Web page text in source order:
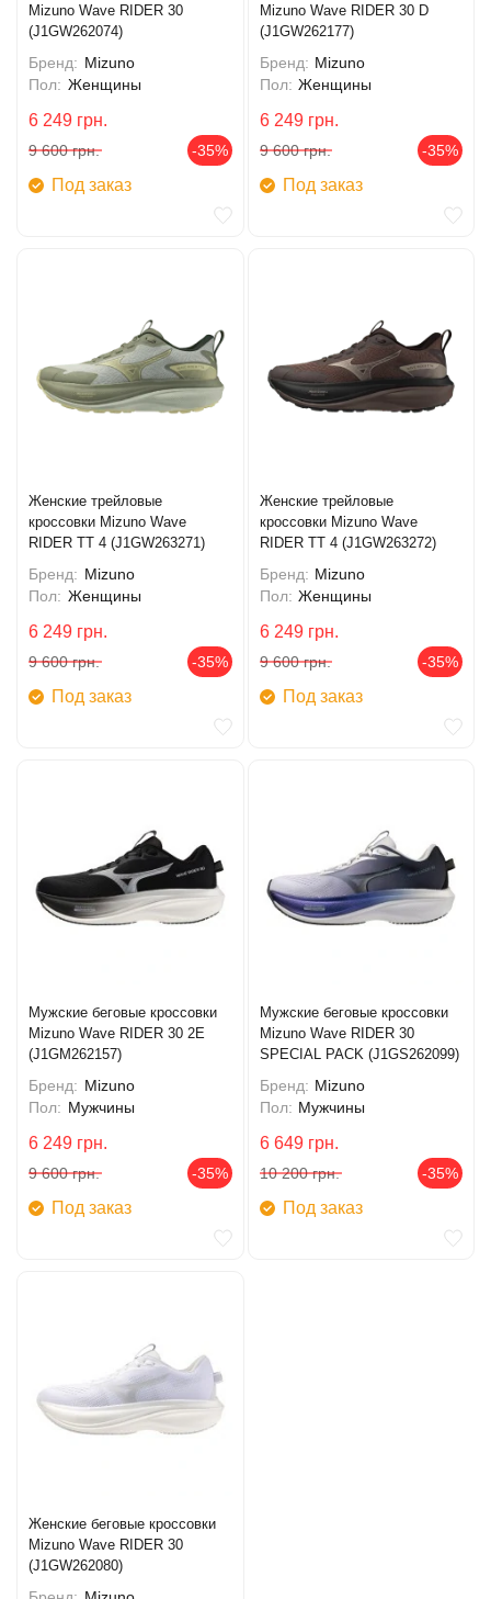
Mizuno Wave RIDER 30
(J1GW262074)
Бренд: Mizuno
Пол: Женщины
6 249 грн.
9 600 грн. -35%
Под заказ
Mizuno Wave RIDER 30 D
(J1GW262177)
Бренд: Mizuno
Пол: Женщины
6 249 грн.
9 600 грн. -35%
Под заказ
Женские трейловые
кроссовки Mizuno Wave
RIDER TT 4 (J1GW263271)
Бренд: Mizuno
Пол: Женщины
6 249 грн.
9 600 грн. -35%
Под заказ
Женские трейловые
кроссовки Mizuno Wave
RIDER TT 4 (J1GW263272)
Бренд: Mizuno
Пол: Женщины
6 249 грн.
9 600 грн. -35%
Под заказ
Мужские беговые кроссовки
Mizuno Wave RIDER 30 2E
(J1GM262157)
Бренд: Mizuno
Пол: Мужчины
6 249 грн.
9 600 грн. -35%
Под заказ
Мужские беговые кроссовки
Mizuno Wave RIDER 30
SPECIAL PACK (J1GS262099)
Бренд: Mizuno
Пол: Мужчины
6 649 грн.
10 200 грн. -35%
Под заказ
Женские беговые кроссовки
Mizuno Wave RIDER 30
(J1GW262080)